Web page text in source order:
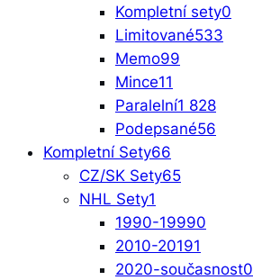
Kompletní sety0
Limitované533
Memo99
Mince11
Paralelní1 828
Podepsané56
Kompletní Sety66
CZ/SK Sety65
NHL Sety1
1990-19990
2010-20191
2020-současnost0